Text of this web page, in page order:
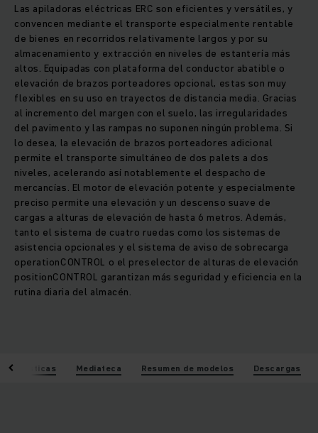
Las apiladoras eléctricas ERC son eficientes y versátiles, y
convencen mediante el transporte especialmente rentable
de bienes en recorridos relativamente largos y por su
almacenamiento y extracción en niveles de estantería más
altos. Equipadas con plataforma del conductor abatible o
elevación de brazos porteadores opcional, estas son muy
flexibles en su uso en trayectos de distancia media. Gracias
al incremento del margen con el suelo, las irregularidades
del pavimento y las rampas no suponen ningún problema. Si
lo desea, la elevación de brazos porteadores adicional
permite el transporte simultáneo de dos palets a dos
niveles, acelerando así notablemente el despacho de
mercancías. El motor de elevación potente y especialmente
preciso permite una elevación y un descenso suave de
cargas a alturas de elevación de hasta 6 metros. Además,
tanto el sistema de cuatro ruedas como los sistemas de
asistencia opcionales y el sistema de aviso de sobrecarga
operationCONTROL o el preselector de alturas de elevación
positionCONTROL garantizan más seguridad y eficiencia en la
rutina diaria del almacén.
Mediateca Resumen de modelos Descargas